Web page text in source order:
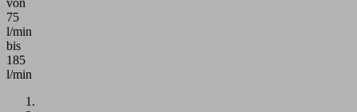
75
l/min
bis
185
l/min